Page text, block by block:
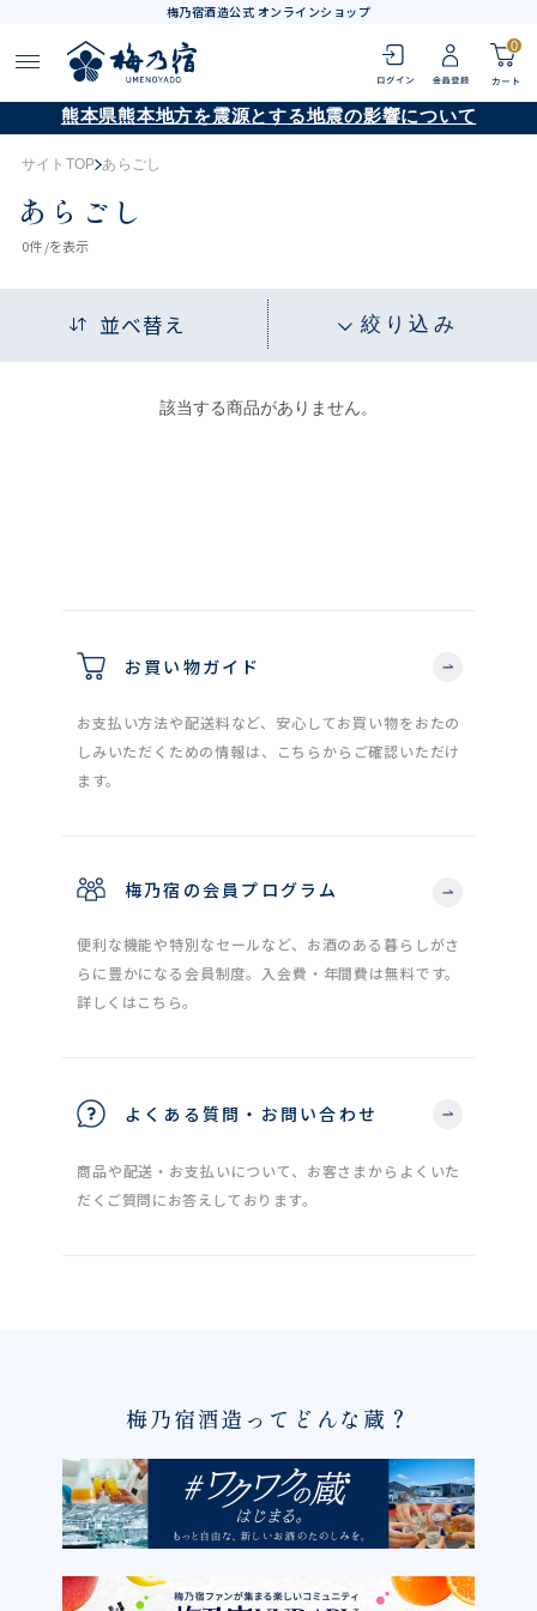
梅乃宿酒造公式 オンラインショップ
0
熊本県熊本地方を震源とする地震の影響について
サイトTOP あらごし
あらごし
0件 /を表示
並べ替え 絞り込み
該当する商品がありません。
お買い物ガイド
お支払い方法や配送料など、安心してお買い物をおたの
しみいただくための情報は、こちらからご確認いただけ
ます。
梅乃宿の会員プログラム
便利な機能や特別なセールなど、お酒のある暮らしがさ
らに豊かになる会員制度。入会費・年間費は無料です。
詳しくはこちら。
よくある質問・お問い合わせ
商品や配送・お支払いについて、お客さまからよくいた
だくご質問にお答えしております。
梅乃宿酒造ってどんな蔵？